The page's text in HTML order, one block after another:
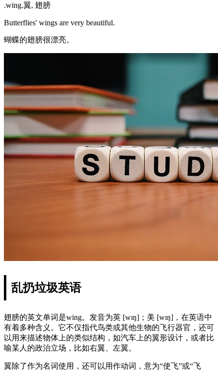
.wing.翼, 翅膀
Butterflies' wings are very beautiful.
蝴蝶的翅膀很漂亮。
乱扔垃圾英语
翅膀的英文单词是wing。发音为英 [wɪŋ]；美 [wɪŋ]，在英语中
有着多种含义。它不仅指代鸟类或其他生物的飞行器官，还可
以用来描述物体上的类似结构，如汽车上的翼形设计，或者比
喻某人的政治立场，比如右翼、左翼。
翼除了作为名词使用，还可以用作动词，意为“使飞”或“飞